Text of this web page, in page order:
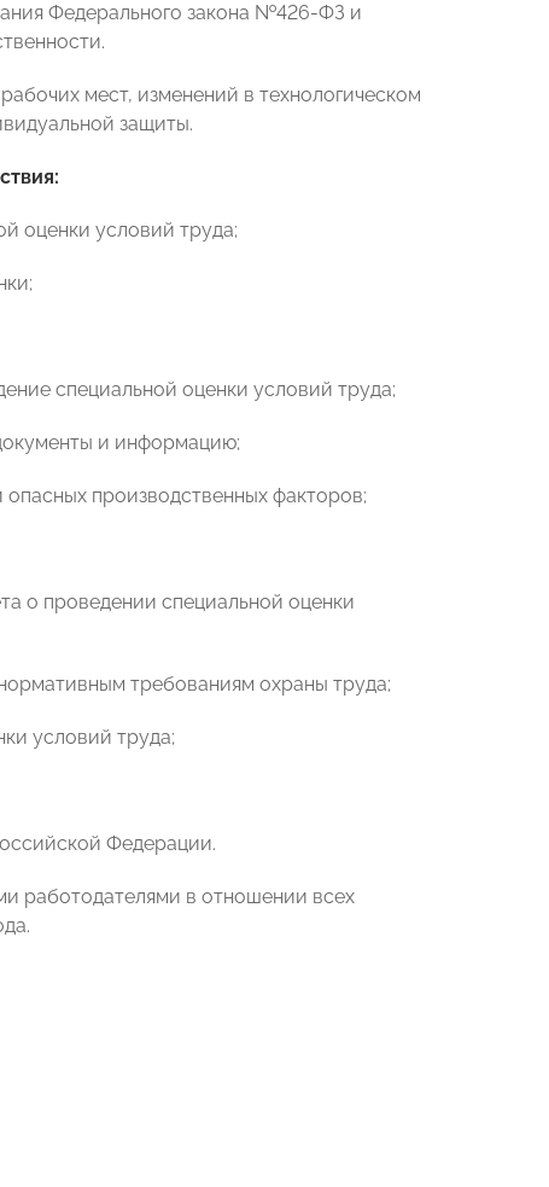
Федерального закона №426-ФЗ и
мест, изменений в технологическом
защиты.
оценки условий труда;
специальной оценки условий труда;
и информацию;
производственных факторов;
о проведении специальной оценки
требованиям охраны труда;
условий труда;
Федерации.
работодателями в отношении всех